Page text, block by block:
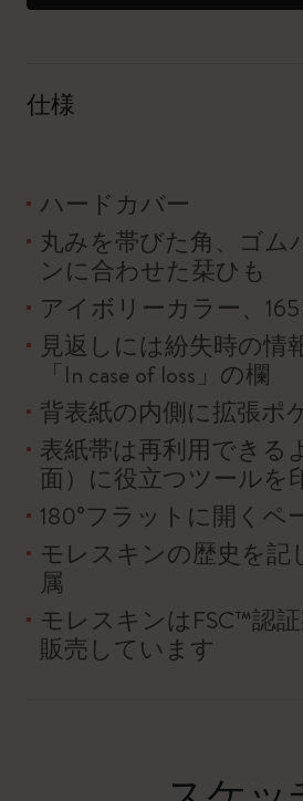
仕様
ハードカバー
丸みを帯びた角、ゴム
ンに合わせた栞ひも
アイボリーカラー、
見返しには紛失時の情
「In case of loss」の欄
背表紙の内側に拡張ポ
表紙帯は再利用できる
面）に役立つツールを
180°フラットに開くペ
モレスキンの歴史を記
属
モレスキンはFSC™認証
販売しています